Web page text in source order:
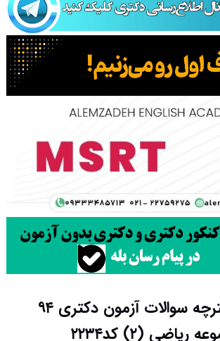
دانلود دفترچه سوالات آزمون دکتری ۹۴
ریاضی (۲) کد۲۲۳۴